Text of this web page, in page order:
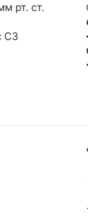
рт. ст.
СЗ